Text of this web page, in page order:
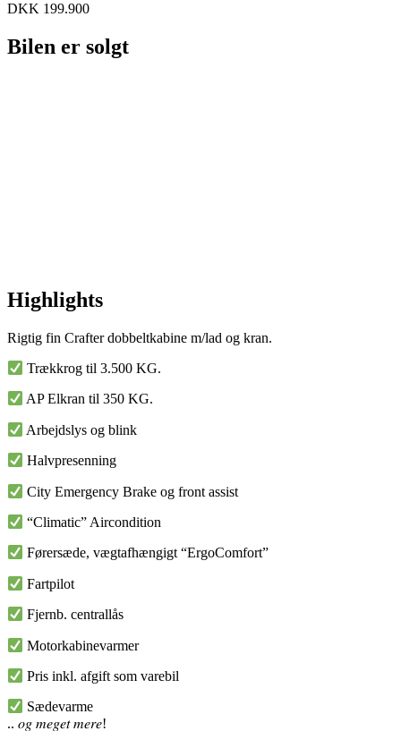
DKK 199.900
Bilen er solgt
Highlights
Rigtig fin Crafter dobbeltkabine m/lad og kran.
Trækkrog til 3.500 KG.
AP Elkran til 350 KG.
Arbejdslys og blink
Halvpresenning
City Emergency Brake og front assist
“Climatic” Aircondition
Førersæde, vægtafhængigt “ErgoComfort”
Fartpilot
Fjernb. centrallås
Motorkabinevarmer
Pris inkl. afgift som varebil
Sædevarme
.. 𝑜𝑔 𝑚𝑒𝑔𝑒𝑡 𝑚𝑒𝑟𝑒!